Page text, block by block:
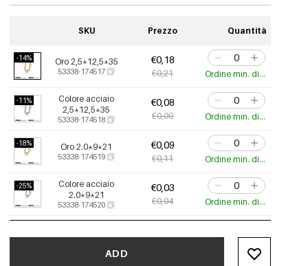
SKU Prezzo Quantità
-14% Oro 2,5*12,5*35
53338-174517
€0,18
€0,21 Ordine min. di 20 pz.
-11%
Colore acciaio
2,5*12,5*35
53338-174518
€0,08
€0,09 Ordine min. di 20 pz.
-18% Oro 2.0*9*21
53338-174519
€0,09
€0,11 Ordine min. di 20 pz.
-25%
Colore acciaio
2.0*9*21
53338-174520
€0,03
€0,04 Ordine min. di 20 pz.
ADD